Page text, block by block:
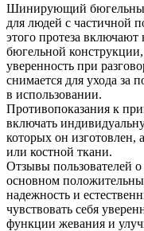
Шинирующий
для людей с частичной
этого протеза
бюгельной
уверенность при
снимается для ухода за
в использовании.
Противопоказания к
включать
которых он изготовлен,
или костной ткани.
Отзывы пользователей
основном
надежность и
чувствовать себя
функции жевания и